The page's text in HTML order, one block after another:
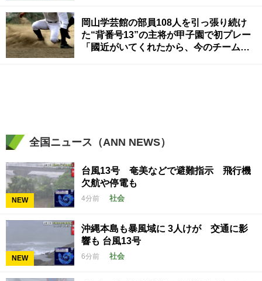
岡山学芸館の部員108人を引っ張り続け
た“背番号13”の主将が甲子園で初プレー
「國近がいてくれたから、今のチームが
全国ニュース（ANN NEWS）
NEW
台風13号 奄美などで避難指示 飛行機
欠航や停電も
4分前 社会
NEW
沖縄本島も暴風域に 3人けが 交通に影
響も 台風13号
6分前 社会